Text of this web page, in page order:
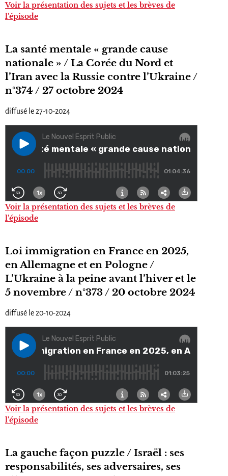
Voir la présentation des sujets et les brèves de
l'épisode
La santé mentale « grande cause
nationale » / La Corée du Nord et
l’Iran avec la Russie contre l’Ukraine /
n°374 / 27 octobre 2024
diffusé le 27-10-2024
Voir la présentation des sujets et les brèves de
l'épisode
Loi immigration en France en 2025,
en Allemagne et en Pologne /
L’Ukraine à la peine avant l’hiver et le
5 novembre / n°373 / 20 octobre 2024
diffusé le 20-10-2024
Voir la présentation des sujets et les brèves de
l'épisode
La gauche façon puzzle / Israël : ses
responsabilités, ses adversaires, ses